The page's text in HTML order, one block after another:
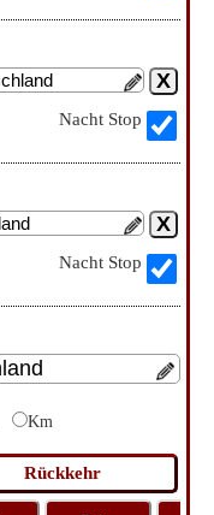
Nacht Stop
Nacht Stop
Km